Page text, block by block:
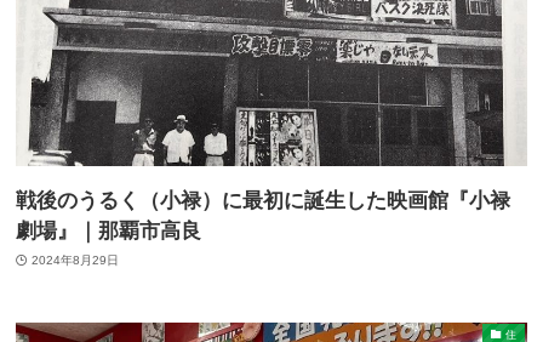
戦後のうるく（小禄）に最初に誕生した映画館『小禄
劇場』｜那覇市高良
2024年8月29日
住